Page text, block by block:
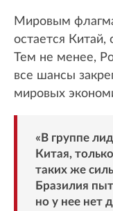
Мировым
остается
Тем не менее,
все шансы
мировых
«В группе
Китая,
таких же
Бразилия
но у нее нет